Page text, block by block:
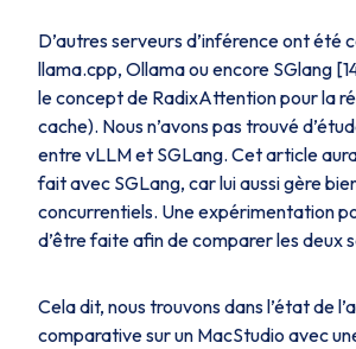
D’autres serveurs d’inférence ont été
llama.cpp, Ollama ou encore SGlang
le concept de RadixAttention pour la
cache). Nous n’avons pas trouvé
entre vLLM et SGLang. Cet article
fait avec SGLang, car lui aussi gère
concurrentiels. Une expérimentation
d’être faite afin de comparer les deux
Cela dit, nous trouvons dans l’état de
comparative sur un MacStudio avec